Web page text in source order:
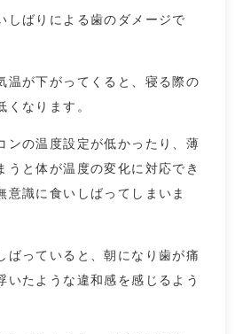
しばりによる歯のダメージで
温が下がってくると、寝る際の
くなります。
ンの温度設定が低かったり、薄
うと体が温度の変化に対応でき
意識に食いしばってしまいま
ばっていると、朝になり歯が痛
いたような違和感を感じるよう